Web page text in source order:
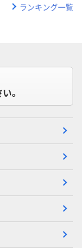
ランキング一覧
。